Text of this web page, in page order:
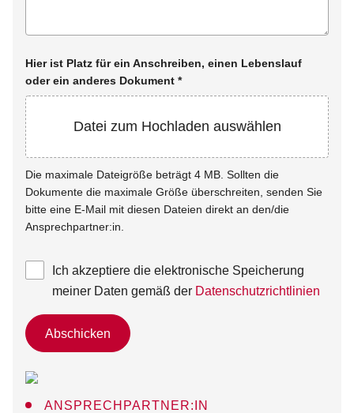
Hier ist Platz für ein Anschreiben, einen Lebenslauf
oder ein anderes Dokument *
Datei zum Hochladen auswählen
Die maximale Dateigröße beträgt 4 MB. Sollten die
Dokumente die maximale Größe überschreiten, senden Sie
bitte eine E-Mail mit diesen Dateien direkt an den/die
Ansprechpartner:in.
Ich akzeptiere die elektronische Speicherung
meiner Daten gemäß der Datenschutzrichtlinien
Abschicken
ANSPRECHPARTNER:IN